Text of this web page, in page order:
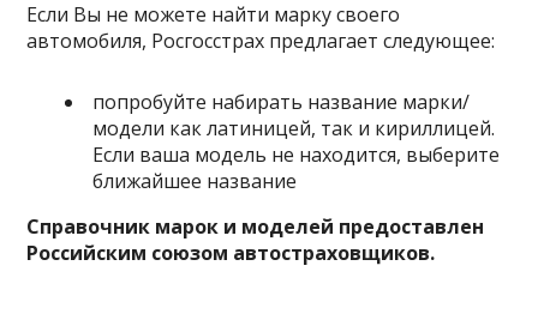
Если Вы не можете найти марку своего
автомобиля, Росгосстрах предлагает следующее:
попробуйте набирать название марки/
модели как латиницей, так и кириллицей.
Если ваша модель не находится, выберите
ближайшее название
Справочник марок и моделей предоставлен
Российским союзом автостраховщиков.